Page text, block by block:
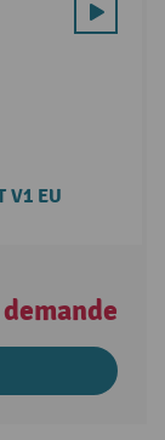
V1 EU